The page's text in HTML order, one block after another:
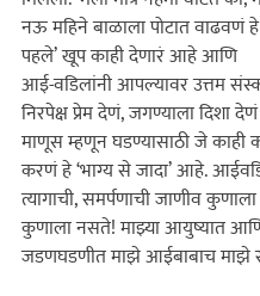
नऊ महिने बाळाला पोटात वाढवणं
पहले‌’ खूप काही देणारं आहे आणि
आई-वडिलांनी आपल्यावर उत्तम
निरपेक्ष प्रेम देणं, जगण्याला दिशा
माणूस म्हणून घडण्यासाठी जे काही
करणं हे ‘भाग्य से जादा‌’ आहे. आईवडिलांच्या या
त्यागाची, समर्पणाची जाणीव
कुणाला नसते! माझ्या आयुष्यात
जडणघडणीत माझे आईबाबाच माझे